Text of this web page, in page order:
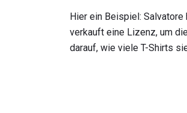
Hier ein Beispiel:
verkauft eine Lizenz, um
darauf, wie viele T-Shirts